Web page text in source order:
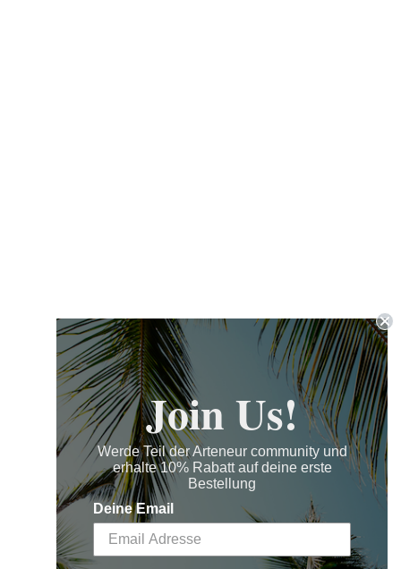
Join Us!
Werde Teil der Arteneur community und
erhalte 10% Rabatt auf deine erste
Bestellung
Deine Email